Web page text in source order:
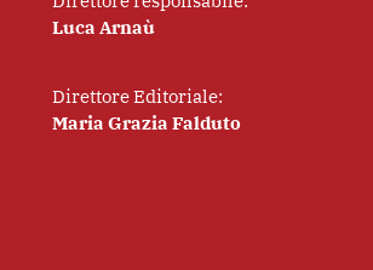
Luca Arnaù
Direttore Editoriale:
Maria Grazia Falduto